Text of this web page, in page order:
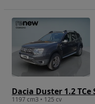
Dacia Duster 1.2 TCe
1197 cm3 • 125 cv